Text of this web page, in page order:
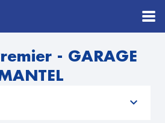
- GARAGE